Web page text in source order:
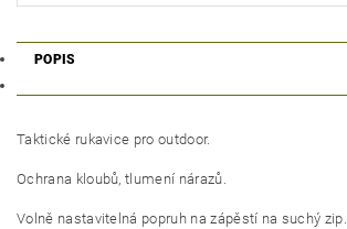
POPIS
Taktické rukavice pro outdoor.
Ochrana kloubů, tlumení nárazů.
Volně nastavitelná popruh na zápěstí na suchý zip.